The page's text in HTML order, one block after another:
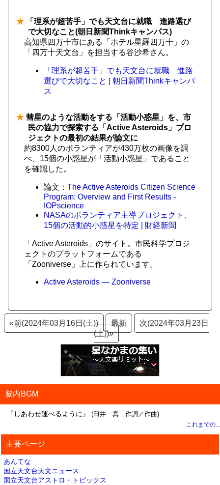
★ 「理系が超苦手」でも天文台に就職 進路選び
で大切なこと(朝日新聞Thinkキャンパス)
高知県四万十市にある「ホテル星羅四万十」の
「四万十天文台」を担当する谷沙希さん。
「理系が超苦手」でも天文台に就職 進路
選びで大切なこと | 朝日新聞Thinkキャンパ
ス
★ 彗星のような活動をする「活動小惑星」を、市
民の協力で探索する「Active Asteroids」プロ
ジェクトの最初の結果が論文に
約8300人のボランティアが430万枚の画像を調
べ、15個の小惑星が「活動小惑星」であること
を確認した。
論文： The Active Asteroids Citizen Science
Program: Overview and First Results -
IOPscience
NASAのボランティア主導プロジェクト、
15個の活動的小惑星を特定 | 財経新聞
「Active Asteroids」のサイト。市民科学プロジ
ェクトのプラットフォームである
「Zooniverse」上に作られています。
Active Asteroids — Zooniverse
«前(2024年03月16日(土)) 最新
次(2024年03月23日
(土))»
脳内BGM
『しあわせ運べるように』 (臼井 真 作詞／作曲)
これまでの...
主要ページ
あんてな
国立天文台天文ニュース
国立天文台アストロ・トピックス